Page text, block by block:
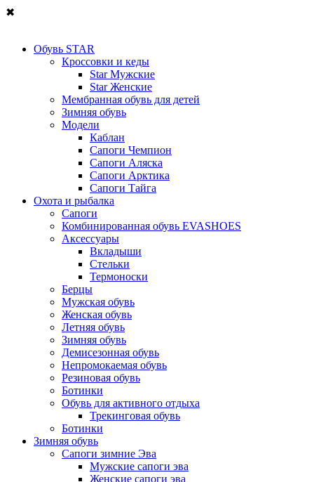
✖
Обувь STAR
Кроссовки и кеды
Star Мужские
Star Женские
Мембранная обувь для детей
Зимняя обувь
Модели
Каблан
Сапоги Чемпион
Сапоги Аляска
Сапоги Арктика
Сапоги Тайга
Охота и рыбалка
Сапоги
Комбинированная обувь EVASHOES
Аксессуары
Вкладыши
Стельки
Термоноски
Берцы
Мужская обувь
Женская обувь
Летняя обувь
Зимняя обувь
Демисезонная обувь
Непромокаемая обувь
Резиновая обувь
Ботинки
Обувь для активного отдыха
Трекинговая обувь
Ботинки
Зимняя обувь
Сапоги зимние Эва
Мужские сапоги эва
Женские сапоги эва